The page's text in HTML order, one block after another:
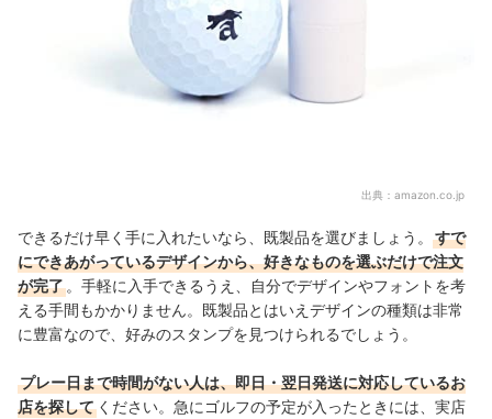
出典： amazon.co.jp
できるだけ早く手に入れたいなら、既製品を選びましょう。
すで
にできあがっているデザインから、好きなものを選ぶだけで注文
が完了 。手軽に入手できるうえ、自分でデザインやフォントを考
える手間もかかりません。既製品とはいえデザインの種類は非常
に豊富なので、好みのスタンプを見つけられるでしょう。
プレー日まで時間がない人は、即日・翌日発送に対応しているお
店を探して ください。急にゴルフの予定が入ったときには、実店